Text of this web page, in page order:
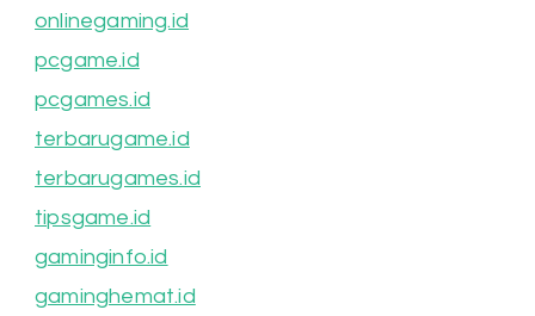
onlinegaming.id
pcgame.id
pcgames.id
terbarugame.id
terbarugames.id
tipsgame.id
gaminginfo.id
gaminghemat.id